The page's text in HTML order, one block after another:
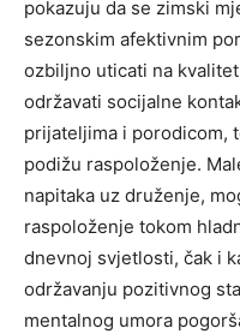
pokazuju da se zimski
sezonskim afektivnim
ozbiljno uticati na
održavati socijalne
prijateljima i porodicom,
podižu raspoloženje.
napitaka uz druženje,
raspoloženje tokom
dnevnoj svjetlosti, čak i
održavanju pozitivnog
mentalnog umora